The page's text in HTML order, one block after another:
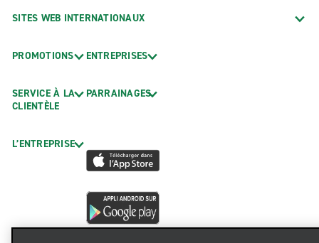
SITES WEB INTERNATIONAUX
PROMOTIONS
SERVICE À LA
CLIENTÈLE
L’ENTREPRISE
ENTREPRISES
PARRAINAGES